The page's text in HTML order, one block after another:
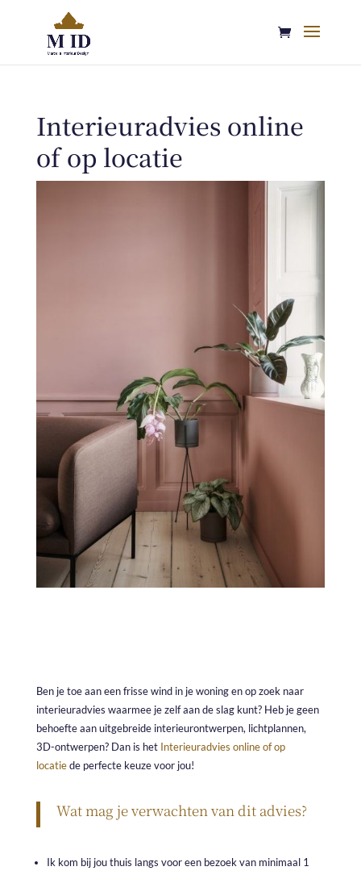
Interieuradvies online
of op locatie
Ben je toe aan een frisse wind in je woning en op zoek naar
interieuradvies waarmee je zelf aan de slag kunt? Heb je geen
behoefte aan uitgebreide interieurontwerpen, lichtplannen,
3D-ontwerpen? Dan is het Interieuradvies online of op
locatiede perfecte keuze voor jou!
Wat mag je verwachten van dit advies?
Ik kom bij jou thuis langs voor een bezoek van minimaal 1